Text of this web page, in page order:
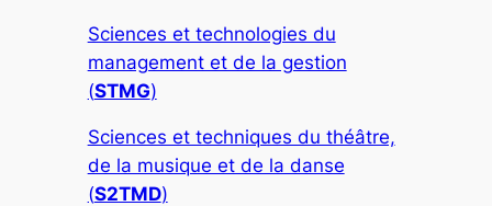
Sciences et technologies du
management et de la gestion
(STMG)
Sciences et techniques du théâtre,
de la musique et de la danse
(S2TMD)